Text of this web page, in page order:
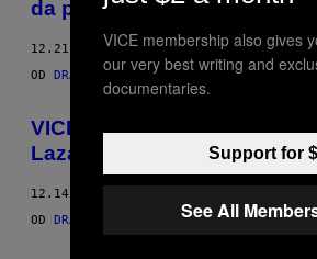
THIS
AUTHOR
da promeni svet
12.21.15
OD DRAGANA NIKOLETIĆ, FOTOGRAFIJE:
VICE u Klinici za
Laza Lazarević“: Kako leči
12.14.15
OD DRAGANA NIKOLETIĆ, FOTOGRAFIJE:
VICE membership also gives
our very best writing and
documentaries.
Support for
See All